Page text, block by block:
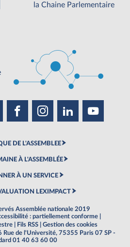
la Chaine Parlementaire
DE L'ASSEMBLEE
À L'ASSEMBLÉE
À UN SERVICE
LEXIMPACT
Assemblée nationale 2019
: partiellement conforme
Fils RSS
Gestion des cookies
Rue de l'Université, 75355 Paris 07 SP -
01 40 63 60 00